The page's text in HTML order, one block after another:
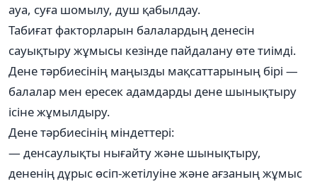
ауа, суға шомылу, душ қабылдау.
Табиғат факторларын балалардың денесін
сауықтыру жұмысы кезінде пайдалану өте тиімді.
Дене тәрбиесінің маңызды мақсаттарының бірі —
балалар мен ересек адамдарды дене шынықтыру
ісіне жұмылдыру.
Дене тәрбиесінің міндеттері:
— денсаулықты нығайту және шынықтыру,
дененің дұрыс өсіп-жетілуіне және ағзаның жұмыс